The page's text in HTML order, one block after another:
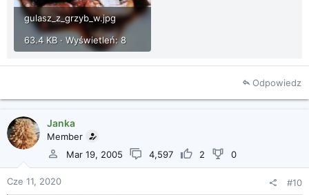
gulasz_z_grzyb_w.jpg
63.4 KB · Wyświetleń: 8
Odpowiedz
Janka
Member
Mar 19, 2005
4,597 2 0
Cze 11, 2020 #10